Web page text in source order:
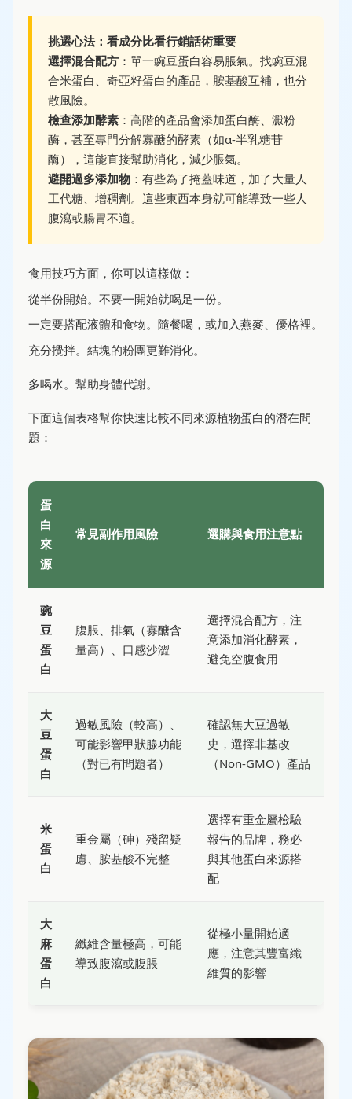
挑選心法：看成分比看行銷話術重要
選擇混合配方 ：單一豌豆蛋白容易脹氣。找豌豆混
合米蛋白、奇亞籽蛋白的產品，胺基酸互補，也分
散風險。
檢查添加酵素 ：高階的產品會添加蛋白酶、澱粉
酶，甚至專門分解寡醣的酵素（如α-半乳糖苷
酶），這能直接幫助消化，減少脹氣。
避開過多添加物 ：有些為了掩蓋味道，加了大量人
工代糖、增稠劑。這些東西本身就可能導致一些人
腹瀉或腸胃不適。
食用技巧方面，你可以這樣做：
從半份開始。不要一開始就喝足一份。
一定要搭配液體和食物。隨餐喝，或加入燕麥、優格裡。
充分攪拌。結塊的粉團更難消化。
多喝水。幫助身體代謝。
下面這個表格幫你快速比較不同來源植物蛋白的潛在問
題：
蛋
白
來
源
常見副作用風險 選購與食用注意點
豌
豆
蛋
白
腹脹、排氣（寡醣含
量高）、口感沙澀
選擇混合配方，注
意添加消化酵素，
避免空腹食用
大
豆
蛋
白
過敏風險（較高）、
可能影響甲狀腺功能
（對已有問題者）
確認無大豆過敏
史，選擇非基改
（Non-GMO）產品
米
蛋
白
重金屬（砷）殘留疑
慮、胺基酸不完整
選擇有重金屬檢驗
報告的品牌，務必
與其他蛋白來源搭
配
大
麻
蛋
白
纖維含量極高，可能
導致腹瀉或腹脹
從極小量開始適
應，注意其豐富纖
維質的影響